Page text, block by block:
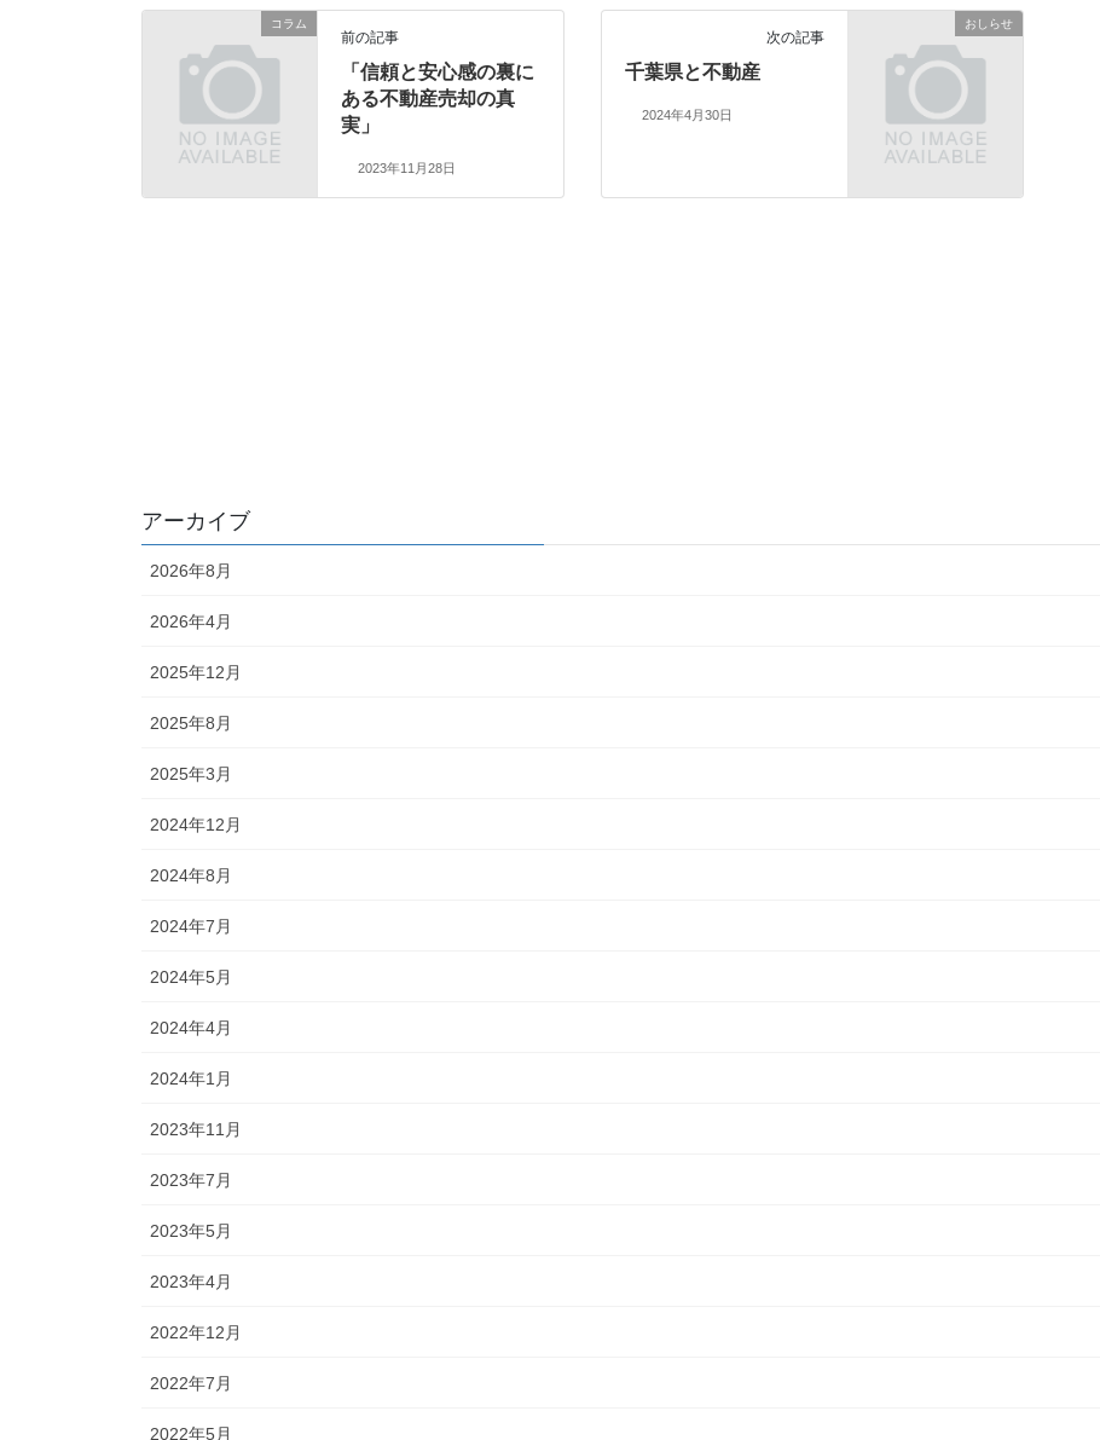
コラム
前の記事
「信頼と安心感の裏に
ある不動産売却の真
実」
2023年11月28日
おしらせ
次の記事
千葉県と不動産
2024年4月30日
アーカイブ
2026年8月
2026年4月
2025年12月
2025年8月
2025年3月
2024年12月
2024年8月
2024年7月
2024年5月
2024年4月
2024年1月
2023年11月
2023年7月
2023年5月
2023年4月
2022年12月
2022年7月
2022年5月